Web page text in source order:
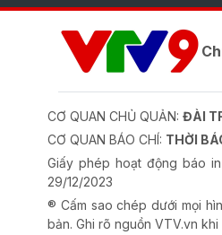
CƠ QUAN CHỦ QUẢN: ĐÀI
CƠ QUAN BÁO CHÍ: THỜI
Giấy phép hoạt động báo
29/12/2023
® Cấm sao chép dưới mọi
bản. Ghi rõ nguồn VTV.vn